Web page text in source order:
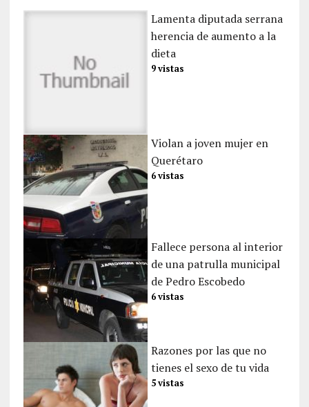
Lamenta diputada serrana
herencia de aumento a la
dieta
9 vistas
Violan a joven mujer en
Querétaro
6 vistas
Fallece persona al interior
de una patrulla municipal
de Pedro Escobedo
6 vistas
Razones por las que no
tienes el sexo de tu vida
5 vistas